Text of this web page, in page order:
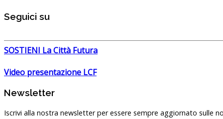
Seguici su
SOSTIENI La Città Futura
Video presentazione LCF
Newsletter
Iscrivi alla nostra newsletter per essere sempre aggiornato sulle